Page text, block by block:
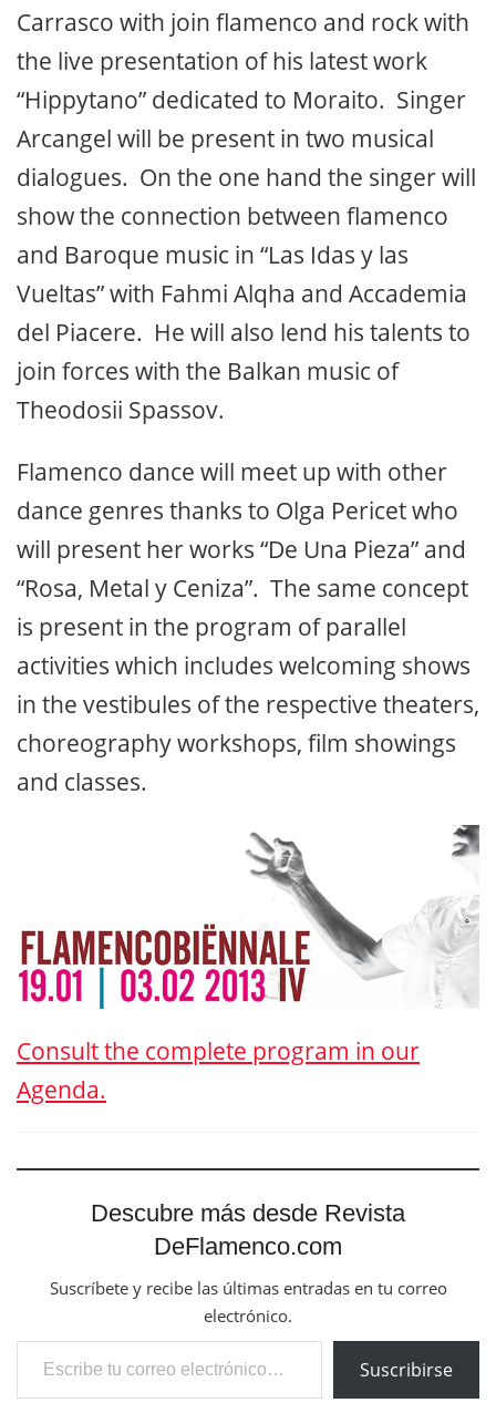
Carrasco with join flamenco and rock with
the live presentation of his latest work
“Hippytano” dedicated to Moraito. Singer
Arcangel will be present in two musical
dialogues. On the one hand the singer will
show the connection between flamenco
and Baroque music in “Las Idas y las
Vueltas” with Fahmi Alqha and Accademia
del Piacere. He will also lend his talents to
join forces with the Balkan music of
Theodosii Spassov.
Flamenco dance will meet up with other
dance genres thanks to Olga Pericet who
will present her works “De Una Pieza” and
“Rosa, Metal y Ceniza”. The same concept
is present in the program of parallel
activities which includes welcoming shows
in the vestibules of the respective theaters,
choreography workshops, film showings
and classes.
Consult the complete program in our
Agenda.
Descubre más desde Revista
DeFlamenco.com
Suscríbete y recibe las últimas entradas en tu correo
electrónico.
Escribe tu correo electrónico…
Suscribirse